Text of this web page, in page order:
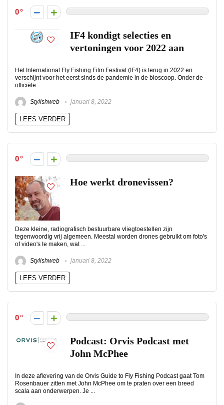
0
IF4 kondigt selecties en
vertoningen voor 2022 aan
Het International Fly Fishing Film Festival (IF4) is terug in 2022 en
verschijnt voor het eerst sinds de pandemie in de bioscoop. Onder de
officiële ...
Stylishweb januari 8, 2022
LEES VERDER
0
Hoe werkt dronevissen?
Deze kleine, radiografisch bestuurbare vliegtoestellen zijn
tegenwoordig vrij algemeen. Meestal worden drones gebruikt om foto's
of video's te maken, wat ...
Stylishweb januari 8, 2022
LEES VERDER
0
Podcast: Orvis Podcast met
John McPhee
In deze aflevering van de Orvis Guide to Fly Fishing Podcast gaat Tom
Rosenbauer zitten met John McPhee om te praten over een breed
scala aan onderwerpen. Je ...